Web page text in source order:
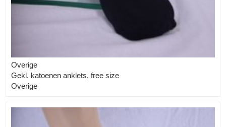
Overige
Gekl. katoenen anklets, free size
Overige